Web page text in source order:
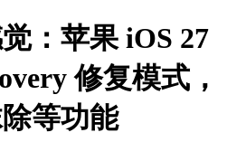
：苹果 iOS 27
修复模式，
等功能